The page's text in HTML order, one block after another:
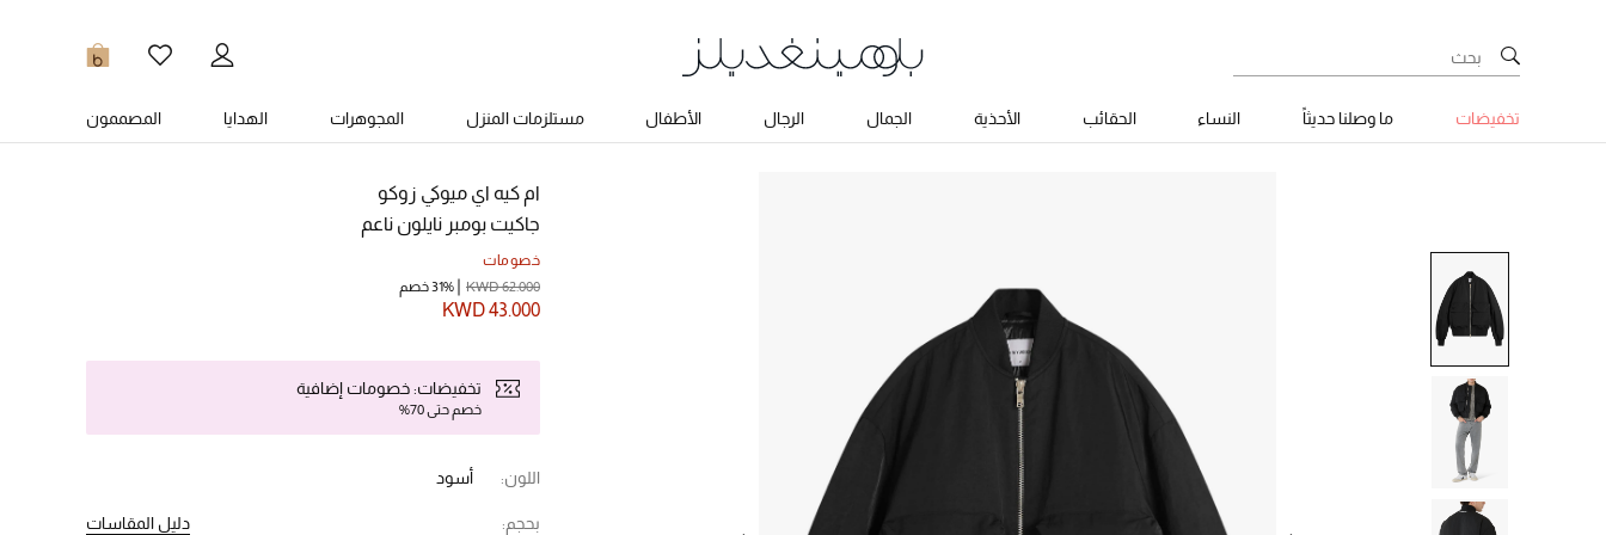
0
تخفيضات ما وصلنا حديثاً النساء الحقائب الأحذية الجمال الرجال الأطفال مستلزمات المنزل المجوهرات الهدايا المصممون
ام كيه اي ميوكي زوكو
جاكيت بومبر نايلون ناعم
خصومات
KWD 43.000
KWD 62.000 31% خصم
تخفيضات: خصومات إضافية
خصم حتى 70%
اللون: أسود
بحجم: دليل المقاسات